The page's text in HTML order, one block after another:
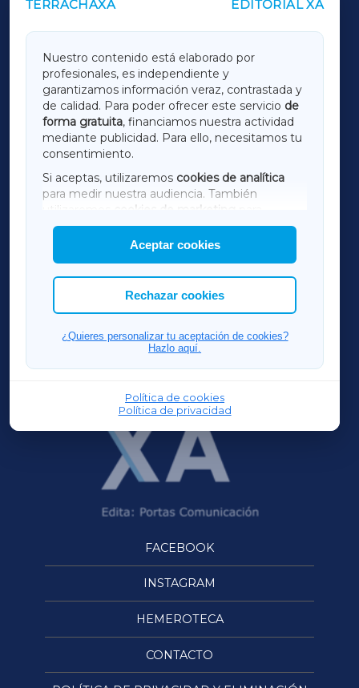
TERRACHAXA EDITORIAL XA
Nuestro contenido está elaborado por
profesionales, es independiente y
garantizamos información veraz, contrastada y
de calidad. Para poder ofrecer este servicio de
forma gratuita, financiamos nuestra actividad
mediante publicidad. Para ello, necesitamos tu
consentimiento.
Si aceptas, utilizaremos cookies de analítica
para medir nuestra audiencia. También
utilizaremos
cookies de marketing
mostrar publicidad de terceros.
Asimismo, puedes personalizar la elección de
las cookies que deseas permitir.
Aceptar cookies
Rechazar cookies
¿Quieres personalizar tu aceptación de cookies?
Hazlo aquí.
Política de cookies
Política de privacidad
OUTROS PERIÓDICOS
LUGOXA
TERRACHAXA
AMARIÑAXA
RIBEIRASACRAXA
ACORUÑAXA
FERROLXA
OURENSEXA
FACEBOOK
INSTAGRAM
HEMEROTECA
CONTACTO